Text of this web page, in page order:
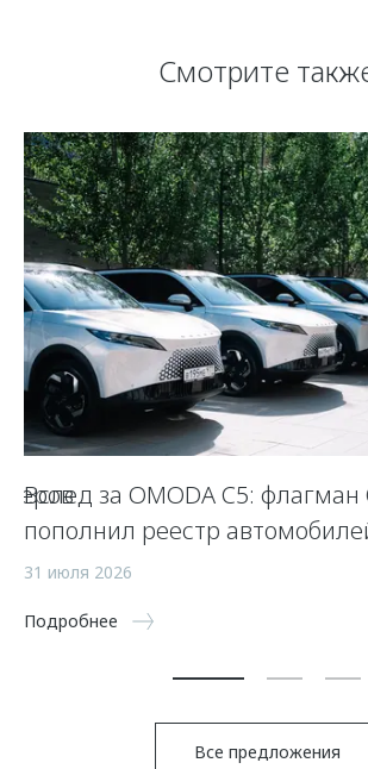
Смотрите
Вслед за OMODA C5: флагман
пополнил реестр
31 июля 2026
Подробнее
Все предложения